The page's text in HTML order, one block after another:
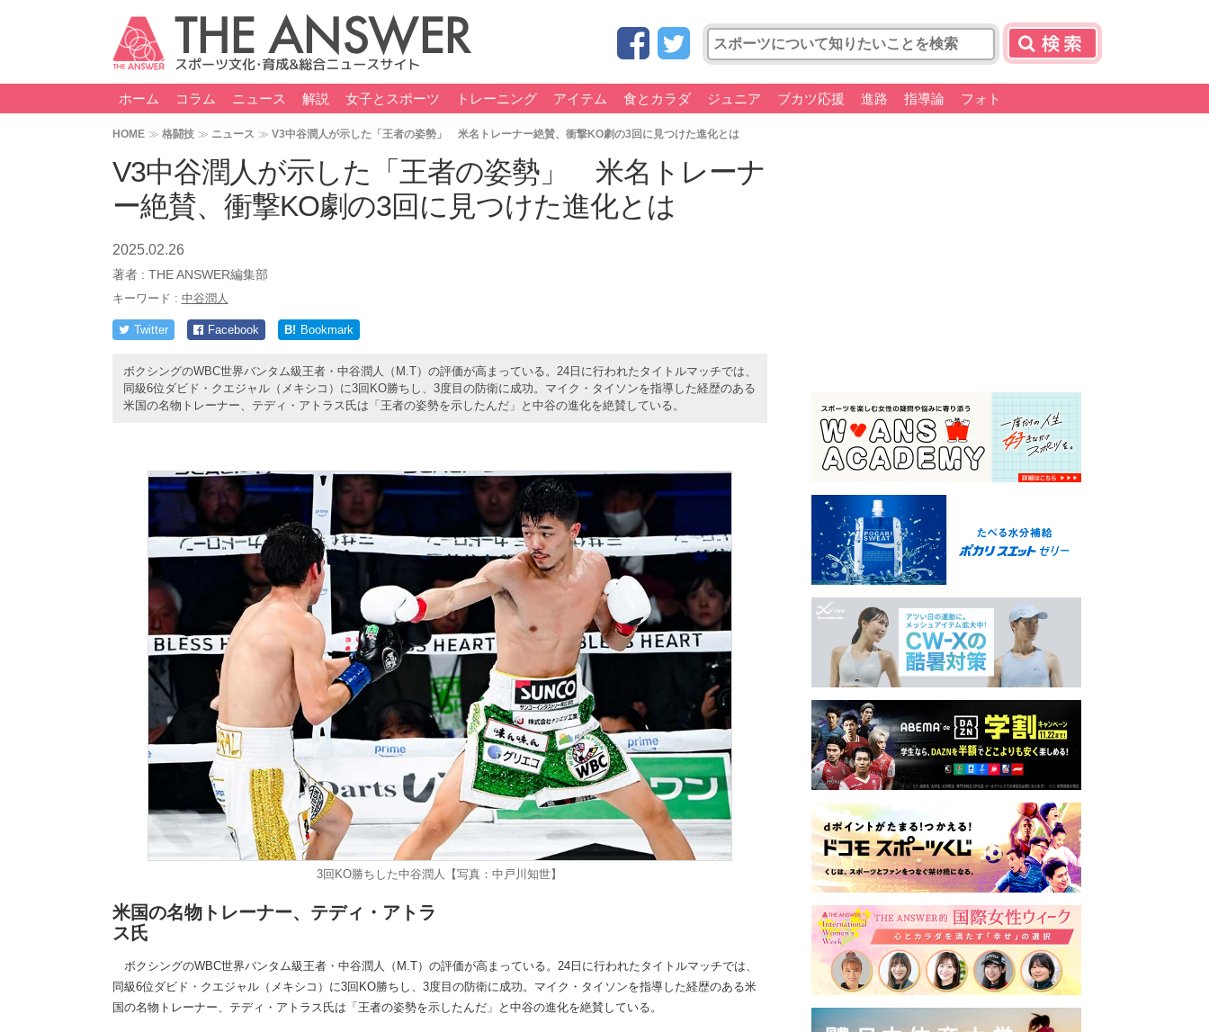
ホーム コラム ニュース 解説 女子とスポーツ トレーニング アイテム 食とカラダ ジュニア ブカツ応援 進路 指導論 フォト
HOME 格闘技 ニュース V3中谷潤人が示した「王者の姿勢」 米名トレーナー絶賛、衝撃KO劇の3回に見つけた進化とは
V3中谷潤人が示した「王者の姿勢」 米名トレーナ
ー絶賛、衝撃KO劇の3回に見つけた進化とは
2025.02.26
著者 : THE ANSWER編集部
キーワード : 中谷潤人
Twitter Facebook B! Bookmark
ボクシングのWBC世界バンタム級王者・中谷潤人（M.T）の評価が高まっている。24日に行われたタイトルマッチでは、
同級6位ダビド・クエジャル（メキシコ）に3回KO勝ちし、3度目の防衛に成功。マイク・タイソンを指導した経歴のある
米国の名物トレーナー、テディ・アトラス氏は「王者の姿勢を示したんだ」と中谷の進化を絶賛している。
3回KO勝ちした中谷潤人【写真：中戸川知世】
米国の名物トレーナー、テディ・アトラ
ス氏
ボクシングのWBC世界バンタム級王者・中谷潤人（M.T）の評価が高まっている。24日に行われたタイトルマッチでは、
同級6位ダビド・クエジャル（メキシコ）に3回KO勝ちし、3度目の防衛に成功。マイク・タイソンを指導した経歴のある米
国の名物トレーナー、テディ・アトラス氏は「王者の姿勢を示したんだ」と中谷の進化を絶賛している。